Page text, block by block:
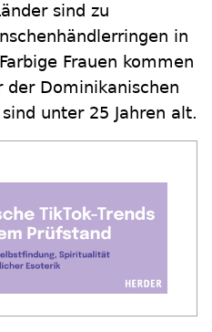
sind zu
in
Frauen kommen
der Dominikanischen
unter 25 Jahren alt.